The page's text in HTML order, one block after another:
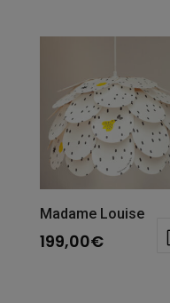
Madame Louise
199,00€